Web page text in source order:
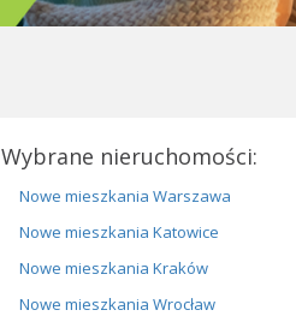
Wybrane nieruchomości:
Nowe mieszkania Warszawa
Nowe mieszkania Katowice
Nowe mieszkania Kraków
Nowe mieszkania Wrocław